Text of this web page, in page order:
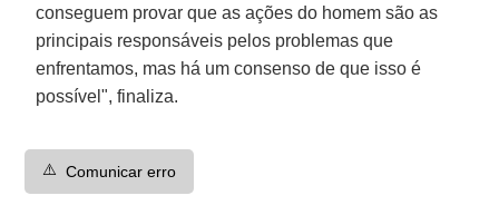
conseguem provar que as ações do homem são as
principais responsáveis pelos problemas que
enfrentamos, mas há um consenso de que isso é
possível", finaliza.
⚠️ Comunicar erro